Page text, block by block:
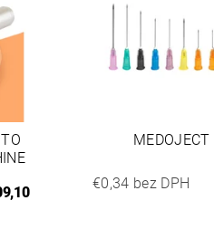
MEDOJECT
€0,34 bez DPH